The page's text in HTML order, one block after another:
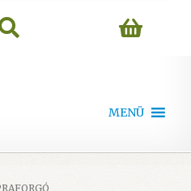
MENÜ